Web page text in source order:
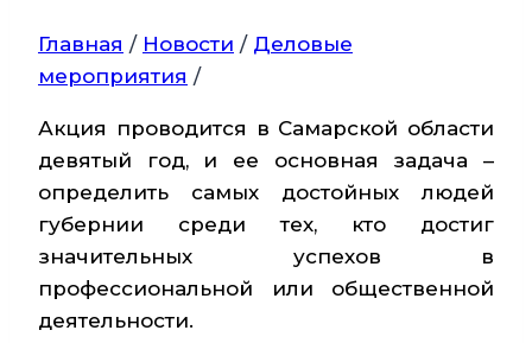
Главная / Новости / Деловые
мероприятия /
Акция проводится в Самарской области
девятый год, и ее основная задача –
определить самых достойных людей
губернии среди тех, кто достиг
значительных успехов в
профессиональной или общественной
деятельности.